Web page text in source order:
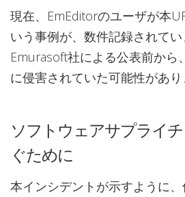
現在、EmEditorのユーザが本
いう事例が、数件記録されてい
Emurasoft社による公表前から
に侵害されていた可能性があり
ソフトウェアサプライ
ぐために
本インシデントが示すように